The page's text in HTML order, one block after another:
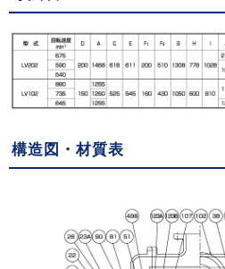
構造図・材質表